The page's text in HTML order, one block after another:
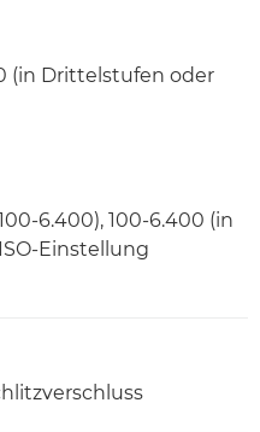
(in Drittelstufen oder
6.400), 100-6.400 (in
Einstellung